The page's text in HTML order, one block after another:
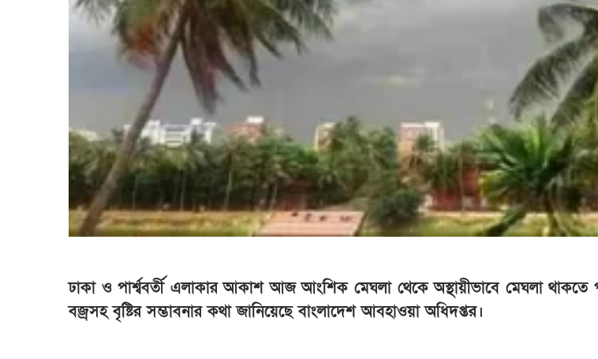
ঢাকা ও পার্শ্ববর্তী এলাকার আকাশ আজ আংশিক মেঘলা থেকে অস্থায়ীভাবে মেঘলা থাকতে
বজ্রসহ বৃষ্টির সম্ভাবনার কথা জানিয়েছে বাংলাদেশ আবহাওয়া অধিদপ্তর।